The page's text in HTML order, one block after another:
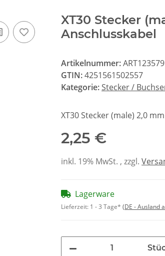
XT30 Stecker
Anschlusskabel
Artikelnummer:ART123579
GTIN:4251561502557
Kategorie: Stecker /
XT30 Stecker (male) 2,0
2,25 €
inkl. 19% MwSt. , zzgl.
Lagerware
Lieferzeit: 1 - 3 Tage* (DE - Ausland